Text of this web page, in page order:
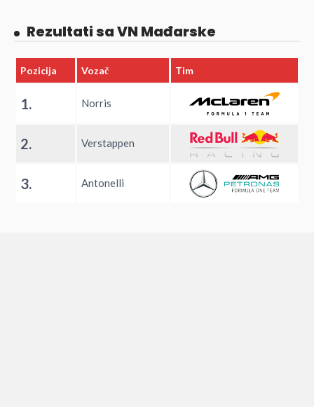
Rezultati sa VN Mađarske
Pozicija Vozač Tim
1. Norris
2. Verstappen
3. Antonelli